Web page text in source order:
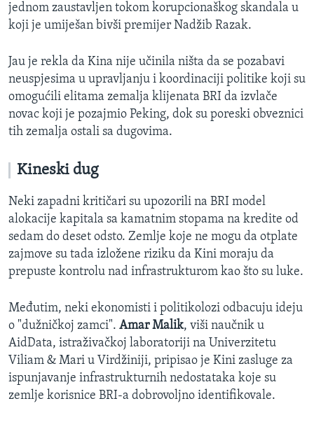
jednom zaustavljen tokom korupcionaškog skandala u
koji je umiješan bivši premijer Nadžib Razak.
Jau je rekla da Kina nije učinila ništa da se pozabavi
neuspjesima u upravljanju i koordinaciji politike koji su
omogućili elitama zemalja klijenata BRI da izvlače
novac koji je pozajmio Peking, dok su poreski obveznici
tih zemalja ostali sa dugovima.
Kineski dug
Neki zapadni kritičari su upozorili na BRI model
alokacije kapitala sa kamatnim stopama na kredite od
sedam do deset odsto. Zemlje koje ne mogu da otplate
zajmove su tada izložene riziku da Kini moraju da
prepuste kontrolu nad infrastrukturom kao što su luke.
Međutim, neki ekonomisti i politikolozi odbacuju ideju
o "dužničkoj zamci". Amar Malik, viši naučnik u
AidData, istraživačkoj laboratoriji na Univerzitetu
Viliam & Mari u Virdžiniji, pripisao je Kini zasluge za
ispunjavanje infrastrukturnih nedostataka koje su
zemlje korisnice BRI-a dobrovoljno identifikovale.